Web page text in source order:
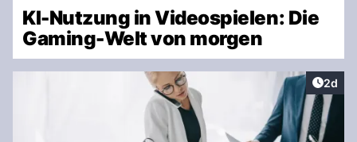
KI-Nutzung in Videospielen: Die
Gaming-Welt von morgen
2d